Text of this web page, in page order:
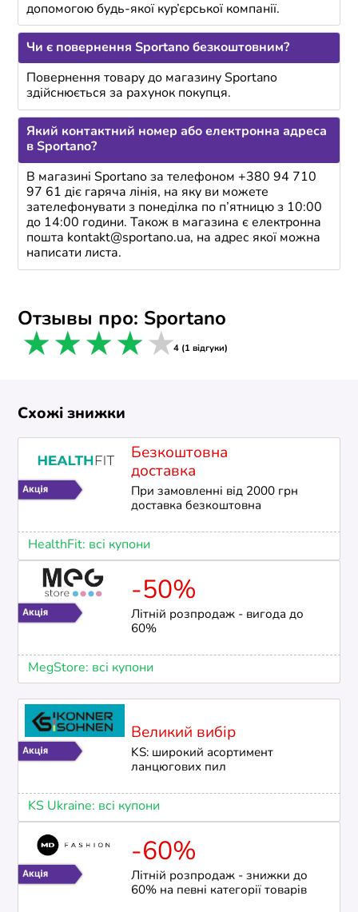
допомогою будь-якої кур’єрської компанії.
Чи є повернення Sportano безкоштовним?
Повернення товару до магазину Sportano
здійснюється за рахунок покупця.
Який контактний номер або електронна адреса
в Sportano?
В магазині Sportano за телефоном +380 94 710
97 61 діє гаряча лінія, на яку ви можете
зателефонувати з понеділка по п’ятницю з 10:00
до 14:00 години. Також в магазина є електронна
пошта kontakt@sportano.ua, на адрес якої можна
написати листа.
Отзывы про: Sportano
5 stars
4 stars
3 stars
2 stars
1 star 4 (1 відгуки)
Схожі знижки
Безкоштовна
доставка
При замовленні від 2000 грн
доставка безкоштовна
HealthFit: всі купони
-50%
Літній розпродаж - вигода до
60%
MegStore: всі купони
Великий вибір
KS: широкий асортимент
ланцюгових пил
KS Ukraine: всі купони
-60%
Літній розпродаж - знижки до
60% на певні категорії товарів